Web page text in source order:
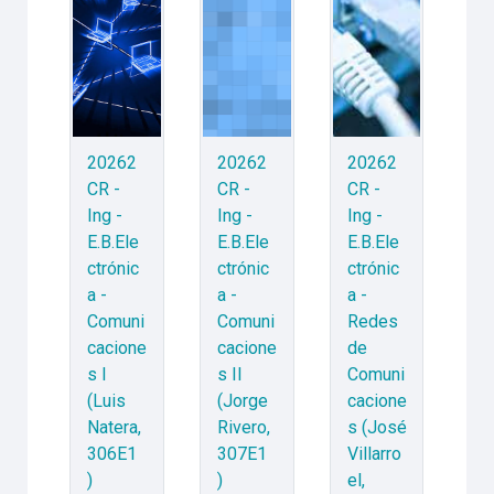
20262
CR -
Ing -
E.B.Ele
ctrónic
a -
Comuni
cacione
s I
(Luis
Natera,
306E1
)
20262
CR -
Ing -
E.B.Ele
ctrónic
a -
Comuni
cacione
s II
(Jorge
Rivero,
307E1
)
20262
CR -
Ing -
E.B.Ele
ctrónic
a -
Redes
de
Comuni
cacione
s (José
Villarro
el,